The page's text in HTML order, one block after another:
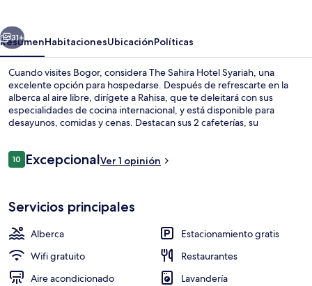
Siguiente
31+
ResumenHabitacionesUbicaciónPolíticas
Cuando visites Bogor, considera The Sahira Hotel Syariah, una
excelente opción para hospedarse. Después de refrescarte en la
alberca al aire libre, dirígete a Rahisa, que te deleitará con sus
especialidades de cocina internacional, y está disponible para
desayunos, comidas y cenas. Destacan sus 2 cafeterías, su
Opiniones
1010 de 10,
ExcepcionalVer 1 opinión
Servicios principales
Alberca
Estacionamiento gratis
Wifi gratuito
Restaurantes
Aire acondicionado
Lavandería